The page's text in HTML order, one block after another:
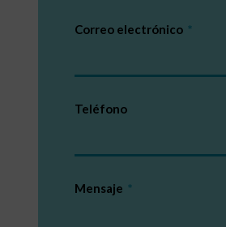
Correo electrónico
Teléfono
Mensaje